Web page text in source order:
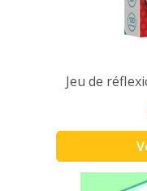
Jeu de